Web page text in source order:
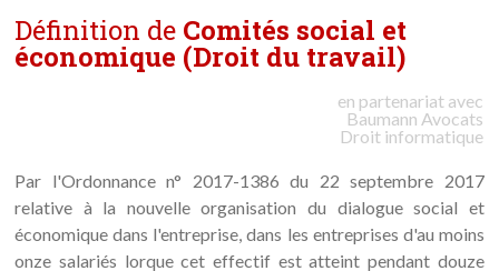
Définition de Comités social et
économique (Droit du travail)
en partenariat avec
Baumann Avocats
Droit informatique
Par l'Ordonnance n° 2017-1386 du 22 septembre 2017
relative à la nouvelle organisation du dialogue social et
économique dans l'entreprise, dans les entreprises d'au moins
onze salariés lorque cet effectif est atteint pendant douze